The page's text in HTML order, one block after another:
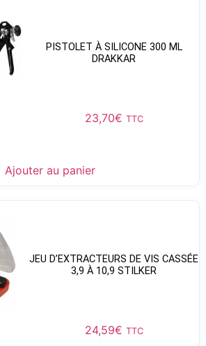
PISTOLET À SILICONE 300 ML
DRAKKAR
23,70€ TTC
Ajouter au panier
JEU D’EXTRACTEURS DE VIS CASSÉE
3,9 À 10,9 STILKER
24,59€ TTC